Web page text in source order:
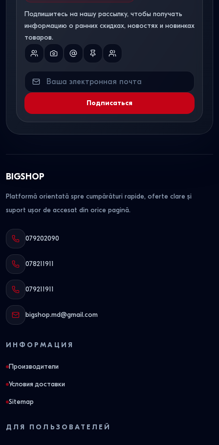
Подпишитесь на нашу рассылку, чтобы получать
информацию о ранних скидках, новостях и новинках
товаров.
Подписаться
BIGSHOP
Platformă orientată spre cumpărături rapide, oferte clare și
suport ușor de accesat din orice pagină.
079202090
078211911
079211911
bigshop.md@gmail.com
ИНФОРМАЦИЯ
Производители
Условия доставки
Sitemap
ДЛЯ ПОЛЬЗОВАТЕЛЕЙ